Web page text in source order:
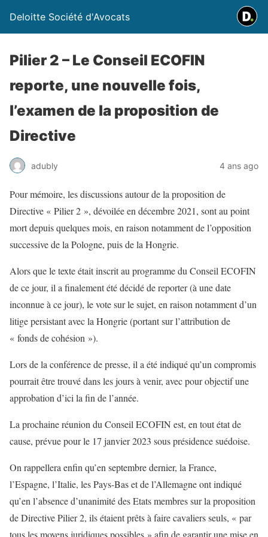
Deloitte Société d'Avocats
Pilier 2 – Le Conseil ECOFIN
reporte, une nouvelle fois,
l’examen de la proposition de
Directive
adubly 4 ans ago
Pour mémoire, les discussions autour de la proposition de
Directive « Pilier 2 », dévoilée en décembre 2021, sont au point
mort depuis quelques mois, en raison notamment de l’opposition
successive de la Pologne, puis de la Hongrie.
Alors que le texte était inscrit au programme du Conseil ECOFIN
de ce jour, il a finalement été décidé de reporter (à une date
inconnue à ce jour), le vote sur le sujet, en raison notamment d’un
litige persistant avec la Hongrie (portant sur l’attribution de
« fonds de cohésion »).
Lors de la conférence de presse, il a été indiqué qu’un compromis
pourrait être trouvé dans les jours à venir, avec pour objectif une
approbation d’ici la fin de l’année.
La prochaine réunion du Conseil ECOFIN est, en tout état de
cause, prévue pour le 17 janvier 2023 sous présidence suédoise.
On rappellera enfin qu’en septembre dernier, la France,
l’Espagne, l’Italie, les Pays-Bas et de l’Allemagne ont indiqué
qu’en l’absence d’unanimité des Etats membres sur la proposition
de Directive Pilier 2, ils étaient prêts à faire cavaliers seuls, « par
tous les moyens juridiques possibles » afin de garantir une mise en